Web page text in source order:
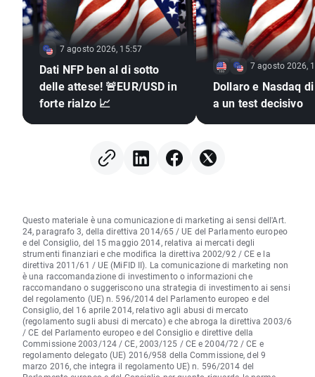
7 agosto 2026, 15:57
Dati NFP ben al di sotto
delle attese! 🚨EUR/USD in
forte rialzo 📈
7 agosto 2026,
Dollaro e Nasdaq
a un test decisivo
Questo materiale è una comunicazione di marketing ai sensi dell'Art.
24, paragrafo 3, della direttiva 2014/65 / UE del Parlamento europeo
e del Consiglio, del 15 maggio 2014, relativa ai mercati degli
strumenti finanziari e che modifica la direttiva 2002/92 / CE e la
direttiva 2011/61 / UE (MiFID II). La comunicazione di marketing non
è una raccomandazione di investimento o informazioni che
raccomandano o suggeriscono una strategia di investimento ai sensi
del regolamento (UE) n. 596/2014 del Parlamento europeo e del
Consiglio, del 16 aprile 2014, relativo agli abusi di mercato
(regolamento sugli abusi di mercato) e che abroga la direttiva 2003/6
/ CE del Parlamento europeo e del Consiglio e direttive della
Commissione 2003/124 / CE, 2003/125 / CE e 2004/72 / CE e
regolamento delegato (UE) 2016/958 della Commissione, del 9
marzo 2016, che integra il regolamento UE) n. 596/2014 del